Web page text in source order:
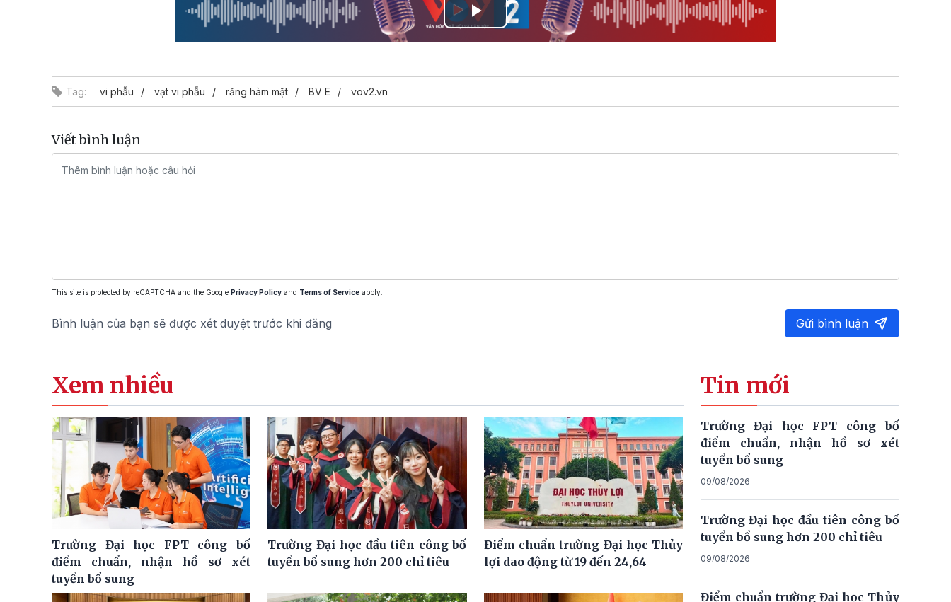
Play
Tag: vi phẫu vạt vi phẫu răng hàm mặt BV E vov2.vn
Viết bình luận
This site is protected by reCAPTCHA and the Google Privacy Policy and Terms of Service apply.
Bình luận của bạn sẽ được xét duyệt trước khi đăng Gửi bình luận
Xem nhiều
Trường Đại học FPT công bố
điểm chuẩn, nhận hồ sơ xét
tuyển bổ sung
Trường Đại học đầu tiên công bố
tuyển bổ sung hơn 200 chỉ tiêu
Điểm chuẩn trường Đại học Thủy
lợi dao động từ 19 đến 24,64
Tin mới
Trường Đại học FPT công bố
điểm chuẩn, nhận hồ sơ xét
tuyển bổ sung
09/08/2026
Trường Đại học đầu tiên công bố
tuyển bổ sung hơn 200 chỉ tiêu
09/08/2026
Điểm chuẩn trường Đại học Thủy